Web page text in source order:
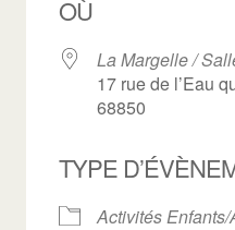
OÙ
La Margelle /
17 rue de l’Eau
68850
TYPE
Activités